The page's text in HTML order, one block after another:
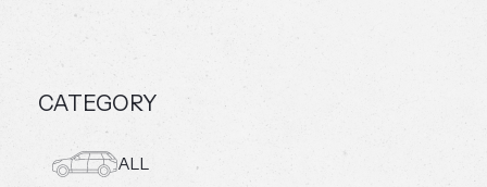
CATEGORY
ALL